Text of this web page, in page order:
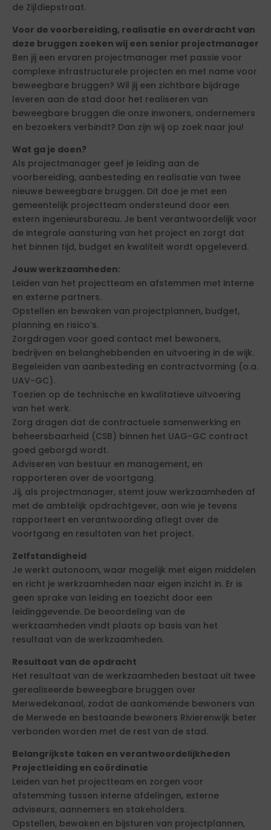
de Zijldiepstraat.
Voor de voorbereiding, realisatie en overdracht van
deze bruggen zoeken wij een senior projectmanager
Ben jij een ervaren projectmanager met passie voor
complexe infrastructurele projecten en met name voor
beweegbare bruggen? Wil jij een zichtbare bijdrage
leveren aan de stad door het realiseren van
beweegbare bruggen die onze inwoners, ondernemers
en bezoekers verbindt? Dan zijn wij op zoek naar jou!
Wat ga je doen?
Als projectmanager geef je leiding aan de
voorbereiding, aanbesteding en realisatie van twee
nieuwe beweegbare bruggen. Dit doe je met een
gemeentelijk projectteam ondersteund door een
extern ingenieursbureau. Je bent verantwoordelijk voor
de integrale aansturing van het project en zorgt dat
het binnen tijd, budget en kwaliteit wordt opgeleverd.
Jouw werkzaamheden:
Leiden van het projectteam en afstemmen met interne
en externe partners.
Opstellen en bewaken van projectplannen, budget,
planning en risico’s.
Zorgdragen voor goed contact met bewoners,
bedrijven en belanghebbenden en uitvoering in de wijk.
Begeleiden van aanbesteding en contractvorming (o.a.
UAV-GC).
Toezien op de technische en kwalitatieve uitvoering
van het werk.
Zorg dragen dat de contractuele samenwerking en
beheersbaarheid (CSB) binnen het UAG-GC contract
goed geborgd wordt.
Adviseren van bestuur en management, en
rapporteren over de voortgang.
Jij, als projectmanager, stemt jouw werkzaamheden af
met de ambtelijk opdrachtgever, aan wie je tevens
rapporteert en verantwoording aflegt over de
voortgang en resultaten van het project.
Zelfstandigheid
Je werkt autonoom, waar mogelijk met eigen middelen
en richt je werkzaamheden naar eigen inzicht in. Er is
geen sprake van leiding en toezicht door een
leidinggevende. De beoordeling van de
werkzaamheden vindt plaats op basis van het
resultaat van de werkzaamheden.
Resultaat van de opdracht
Het resultaat van de werkzaamheden bestaat uit twee
gerealiseerde beweegbare bruggen over
Merwedekanaal, zodat de aankomende bewoners van
de Merwede en bestaande bewoners Rivierenwijk beter
verbonden worden met de rest van de stad.
Belangrijkste taken en verantwoordelijkheden
Projectleiding en coördinatie
Leiden van het projectteam en zorgen voor
afstemming tussen interne afdelingen, externe
adviseurs, aannemers en stakeholders.
Opstellen, bewaken en bijsturen van projectplannen,